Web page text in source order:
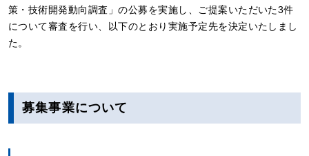
策・技術開発動向調査」の公募を実施し、ご提案いただいた3件
について審査を行い、以下のとおり実施予定先を決定いたしまし
た。
募集事業について